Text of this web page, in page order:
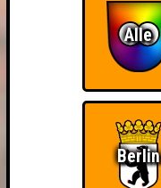
Alle
Berlin